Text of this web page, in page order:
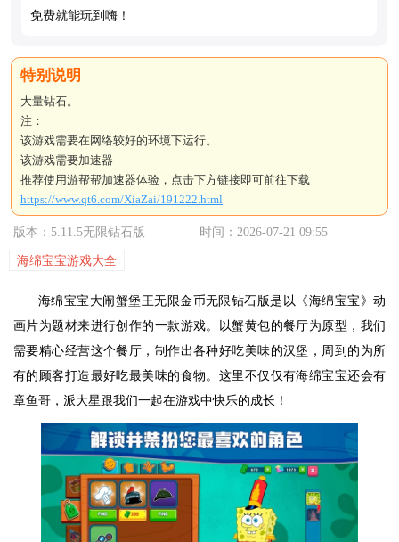
免费就能玩到嗨！
大量钻石。
注：
该游戏需要在网络较好的环境下运行。
该游戏需要加速器
推荐使用游帮帮加速器体验，点击下方链接即可前往下载
https://www.qt6.com/XiaZai/191222.html
版本：5.11.5无限钻石版 时间：2026-07-21 09:55
海绵宝宝游戏大全
海绵宝宝大闹蟹堡王无限金币无限钻石版是以《海绵宝宝》动
画片为题材来进行创作的一款游戏。以蟹黄包的餐厅为原型，我们
需要精心经营这个餐厅，制作出各种好吃美味的汉堡，周到的为所
有的顾客打造最好吃最美味的食物。这里不仅仅有海绵宝宝还会有
章鱼哥，派大星跟我们一起在游戏中快乐的成长！